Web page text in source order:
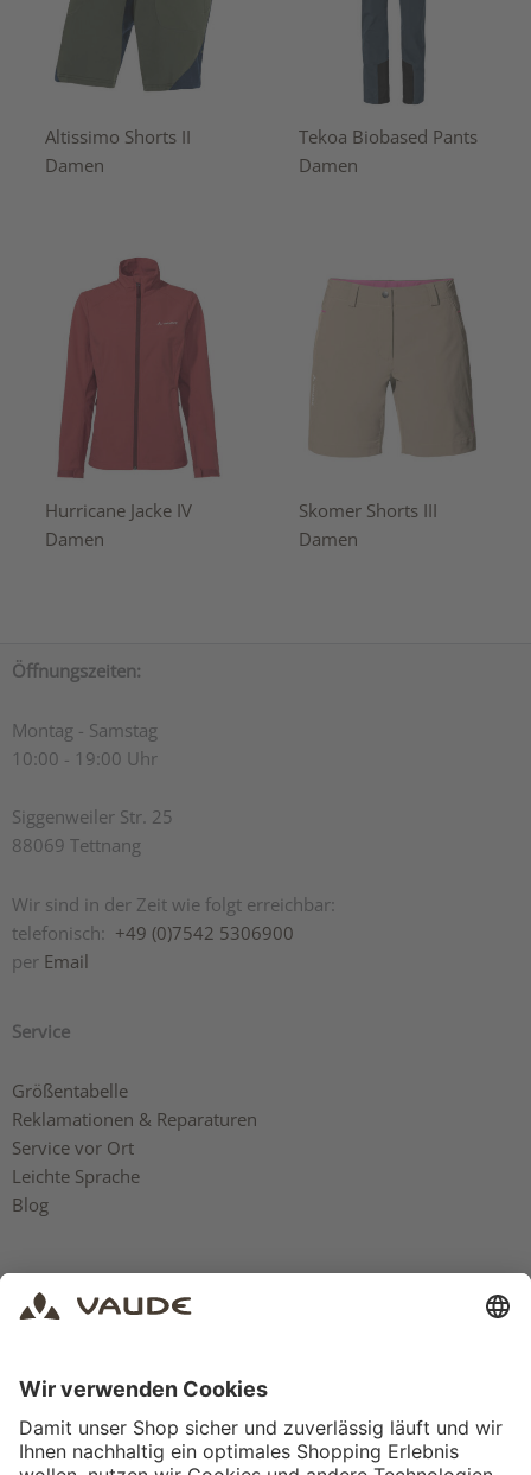
Altissimo Shorts II
Damen
Tekoa Biobased Pants
Damen
Hurricane Jacke IV
Damen
Skomer Shorts III
Damen
Öffnungszeiten:
Montag - Samstag
10:00 - 19:00 Uhr
Siggenweiler Str. 25
88069 Tettnang
Wir sind in der Zeit wie folgt erreichbar:
telefonisch: +49 (0)7542 5306900
per Email
Service
Größentabelle
Reklamationen & Reparaturen
Service vor Ort
Leichte Sprache
Blog
AGB
Impressum
Datenschutz